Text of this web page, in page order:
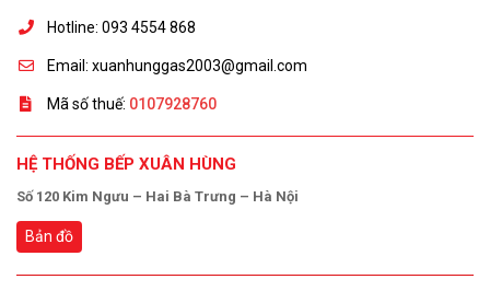
Hotline: 093 4554 868
Email: xuanhunggas2003@gmail.com
Mã số thuế: 0107928760
HỆ THỐNG BẾP XUÂN HÙNG
Số 120 Kim Ngưu – Hai Bà Trưng – Hà Nội
Bản đồ